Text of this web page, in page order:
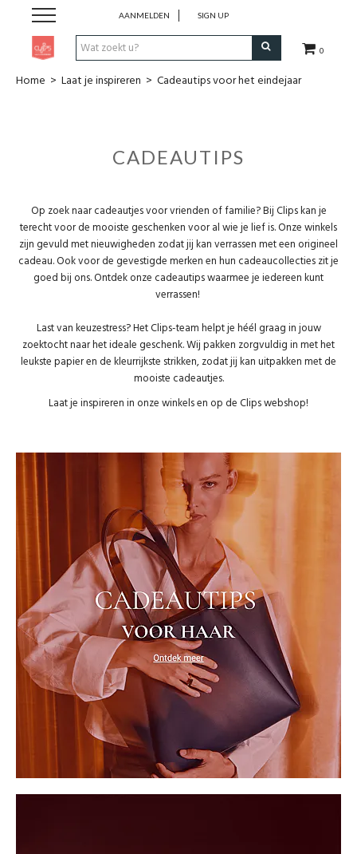
0
AANMELDEN SIGN UP
Pen & Papier
Lifestyle
Fashion
School & Travel
De Printshop
Acties en events
Winkels
Home > Laat je inspireren > Cadeautips voor het eindejaar
CADEAUTIPS
Op zoek naar cadeautjes voor vrienden of familie? Bij Clips kan je
terecht voor de mooiste geschenken voor al wie je lief is. Onze winkels
zijn gevuld met nieuwigheden zodat jij kan verrassen met een origineel
cadeau. Ook voor de gevestigde merken en hun cadeaucollecties zit je
goed bij ons. Ontdek onze cadeautips waarmee je iedereen kunt
verrassen!
Last van keuzestress? Het Clips-team helpt je héél graag in jouw
zoektocht naar het ideale geschenk. Wij pakken zorgvuldig in met het
leukste papier en de kleurrijkste strikken, zodat jij kan uitpakken met de
mooiste cadeautjes.
Laat je inspireren in onze winkels en op de Clips webshop!